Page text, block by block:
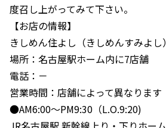
度召し上がってみて下さい。
【お店の情報】
きしめん住よし（きしめんすみよ
場所：名古屋駅ホーム内に7店舗
電話：－
営業時間：店舗によって異なります
●AM6:00〜PM9:30（L.O.9:20)